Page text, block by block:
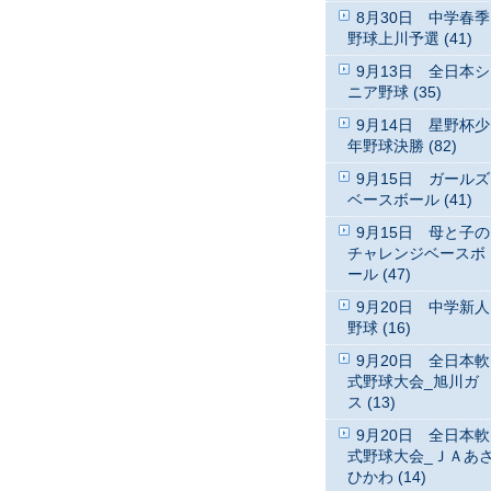
8月30日 中学春季
野球上川予選 (41)
9月13日 全日本シ
ニア野球 (35)
9月14日 星野杯少
年野球決勝 (82)
9月15日 ガールズ
ベースボール (41)
9月15日 母と子の
チャレンジベースボ
ール (47)
9月20日 中学新人
野球 (16)
9月20日 全日本軟
式野球大会_旭川ガ
ス (13)
9月20日 全日本軟
式野球大会_ＪＡあ
ひかわ (14)